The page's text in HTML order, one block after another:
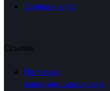
Заявка в клуб
Ссылки
Политика
конфиденциальности